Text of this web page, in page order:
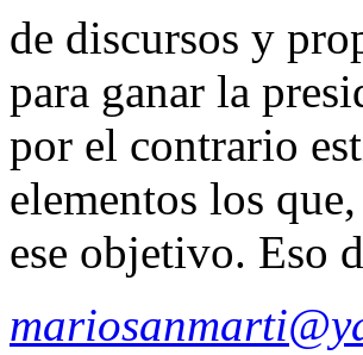
de discursos y
para ganar la
por el contrario
elementos los
ese objetivo. Eso